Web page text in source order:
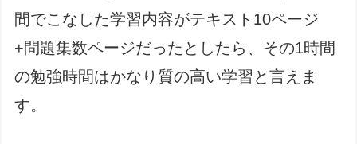
間でこなした学習内容がテキスト10ページ
+問題集数ページだったとしたら、その1時間
の勉強時間はかなり質の高い学習と言えま
す。